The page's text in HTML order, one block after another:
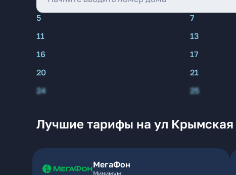
5 7
11
13
16
17
20
21
24
25
Лучшие тарифы на ул
МегаФон
Минимум